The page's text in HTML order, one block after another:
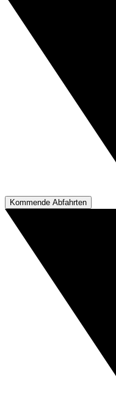
Kommende Abfahrten